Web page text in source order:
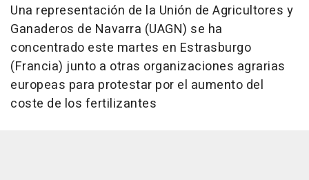
Una representación de la Unión de Agricultores y
Ganaderos de Navarra (UAGN) se ha
concentrado este martes en Estrasburgo
(Francia) junto a otras organizaciones agrarias
europeas para protestar por el aumento del
coste de los fertilizantes